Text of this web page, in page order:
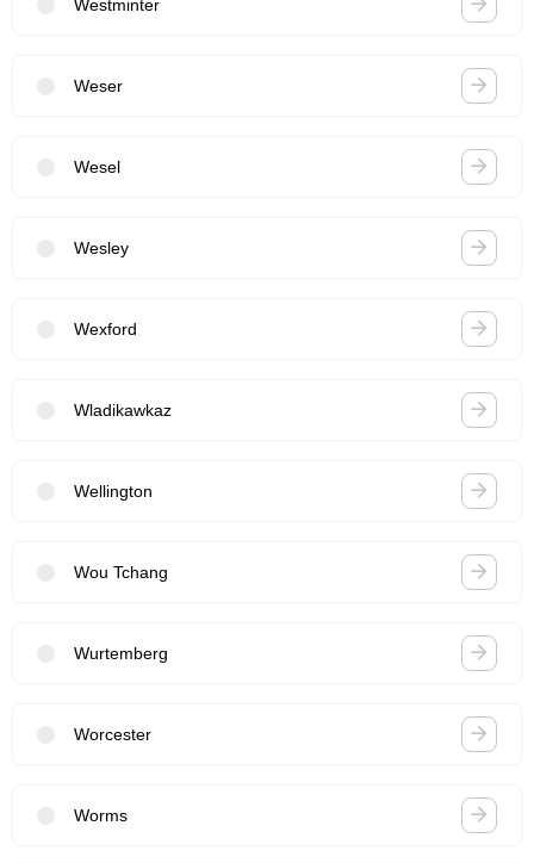
Westminter
Weser
Wesel
Wesley
Wexford
Wladikawkaz
Wellington
Wou Tchang
Wurtemberg
Worcester
Worms